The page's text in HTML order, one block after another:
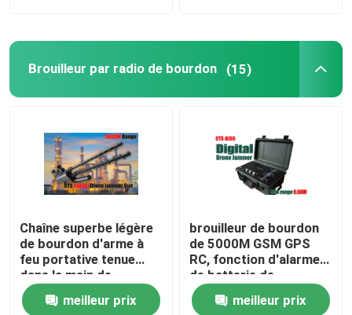
Brouilleur par radio de bourdon (15)
Chaîne superbe légère
de bourdon d'arme à
feu portative tenue
dans la main de
brouilleur pour militaire
meilleur prix
brouilleur de bourdon
de 5000M GSM GPS
RC, fonction d'alarme
de batterie de
brouilleur de signal de
bourdon basse
meilleur prix